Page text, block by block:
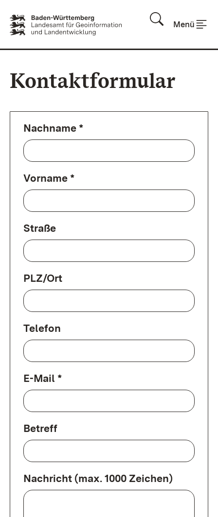
Menü
Kontaktformular
Nachname *
Vorname *
Straße
PLZ/Ort
Telefon
E-Mail *
Betreff
Nachricht (max. 1000 Zeichen)